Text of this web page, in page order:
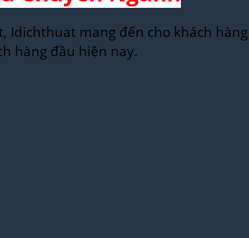
mang đến cho khách
hàng đầu hiện nay.